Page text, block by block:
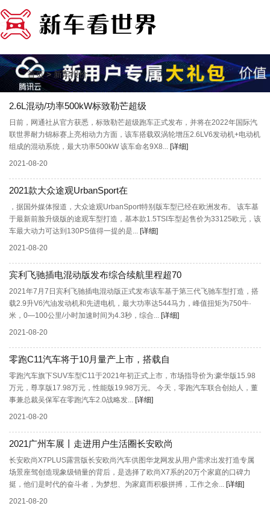
首页>新车报价
2.6L混动/功率500kW标致勒芒超级
日前，网通社从官方获悉，标致勒芒超级跑车正式发布，并将在2022年国际汽
联世界耐力锦标赛上亮相动力方面，该车搭载双涡轮增压2.6LV6发动机+电动机
组成的混动系统，最大功率500kW 该车命名9X8... [详细]
2021-08-20
2021款大众途观UrbanSport在
，据国外媒体报道，大众途观UrbanSport特别版车型已经在欧洲发布。 该车基
于最新前脸升级版的途观车型打造，基本款1.5TSI车型起售价为33125欧元，该
车最大动力可达到130PS值得一提的是... [详细]
2021-08-20
宾利飞驰插电混动版发布综合续航里程超70
2021年7月7日宾利飞驰插电混动版正式发布该车基于第三代飞驰车型打造，搭
载2.9升V6汽油发动机和先进电机，最大功率达544马力，峰值扭矩为750牛·
米，0—100公里/小时加速时间为4.3秒，综合... [详细]
2021-08-20
零跑C11汽车将于10月量产上市，搭载自
零跑汽车旗下SUV车型C11于2021年初正式上市，市场指导价为:豪华版15.98
万元，尊享版17.98万元，性能版19.98万元。 今天，零跑汽车联合创始人，董
事兼总裁吴保军在零跑汽车2.0战略发... [详细]
2021-08-20
2021广州车展丨走进用户生活圈长安欧尚
长安欧尚X7PLUS露营版长安欧尚汽车供图华龙网发从用户需求出发打造专属
场景座驾创造现象级销量的背后，是选择了欧尚X7系的20万个家庭的口碑力
挺，他们是时代的奋斗者，为梦想、为家庭而积极拼搏，工作之余... [详细]
2021-08-20